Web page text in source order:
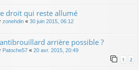
droit qui reste allumé
zonehdin « 30 juin 2015, 06:12
arrière possible ?
Patoche57 « 20 avr. 2015, 20:49
1 2